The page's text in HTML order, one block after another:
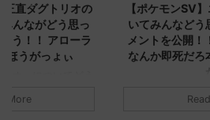
トリオの
どう思っ
アローラ
っょぃ
test/re
【ポケモンSV】エクス
いてみんなどう思う？
メントを公開！！！
なんか即死だろ本気で
う思ってる？ 初めの記事
ReadMore